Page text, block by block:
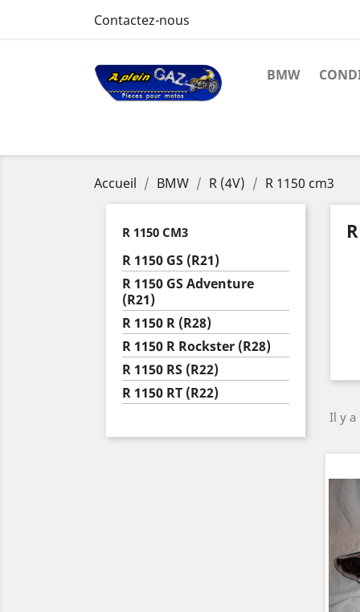
Contactez-nous
BMW
Accueil BMW R (4V) R 1150 cm3
R 1150 CM3
R 1150 GS (R21)
R 1150 GS Adventure
(R21)
R 1150 R (R28)
R 1150 R Rockster (R28)
R 1150 RS (R22)
R 1150 RT (R22)
Il y a